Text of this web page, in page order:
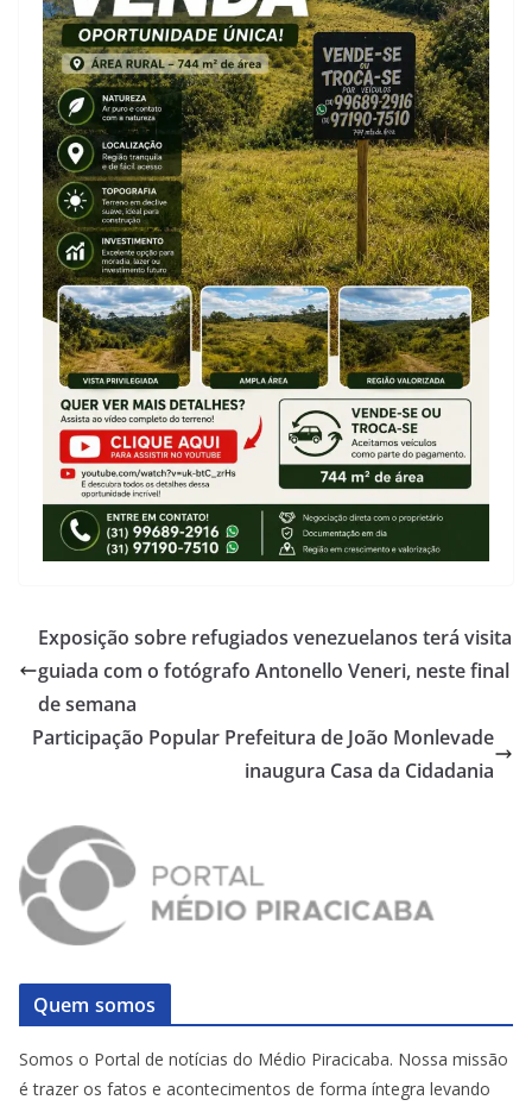
Exposição sobre refugiados venezuelanos terá visita
guiada com o fotógrafo Antonello Veneri, neste final
de semana
Participação Popular Prefeitura de João Monlevade
inaugura Casa da Cidadania
Quem somos
Somos o Portal de notícias do Médio Piracicaba. Nossa missão
é trazer os fatos e acontecimentos de forma íntegra levando